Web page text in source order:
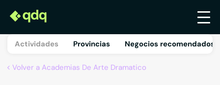
Actividades Provincias Negocios recomendados
Volver a Academias De Arte Dramatico